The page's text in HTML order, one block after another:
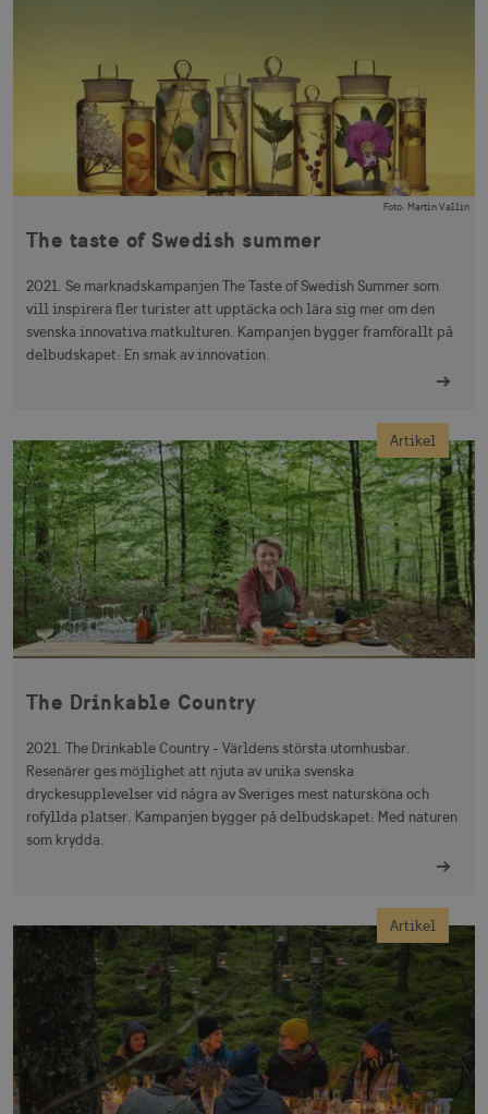
Foto: Martin Vallin
The taste of Swedish summer
2021. Se marknadskampanjen The Taste of Swedish Summer som
vill inspirera fler turister att upptäcka och lära sig mer om den
svenska innovativa matkulturen. Kampanjen bygger framförallt på
delbudskapet: En smak av innovation.
Artikel
The Drinkable Country
2021. The Drinkable Country - Världens största utomhusbar.
Resenärer ges möjlighet att njuta av unika svenska
dryckesupplevelser vid några av Sveriges mest natursköna och
rofyllda platser. Kampanjen bygger på delbudskapet: Med naturen
som krydda.
Artikel